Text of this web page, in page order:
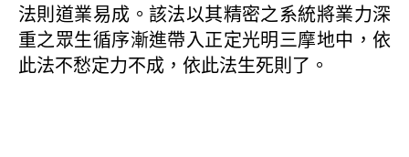
法則道業易成。該法以其精密之系統將業力深
重之眾生循序漸進帶入正定光明三摩地中，依
此法不愁定力不成，依此法生死則了。